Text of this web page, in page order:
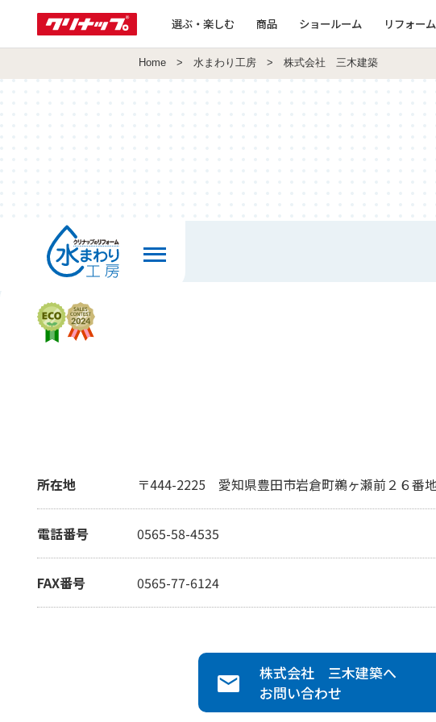
選ぶ・楽しむ 商品 ショールーム リフォーム
Home > 水まわり工房 > 株式会社 三木建築
所在地 〒444-2225 愛知県豊田市岩倉町鵜ヶ瀬前２６番
電話番号 0565-58-4535
FAX番号 0565-77-6124
株式会社 三木建築へ
お問い合わせ